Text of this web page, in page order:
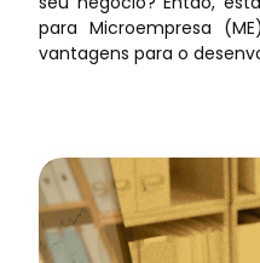
para Microempresa
vantagens para o